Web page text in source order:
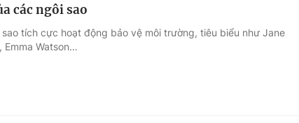
các ngôi sao
tích cực hoạt động bảo vệ môi trường, tiêu biểu như Jane
Emma Watson…